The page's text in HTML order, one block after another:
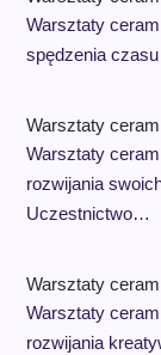
Warsztaty
spędzenia
Warsztaty
Warsztaty
rozwijania
Uczestnictwo…
Warsztaty
Warsztaty
rozwijania